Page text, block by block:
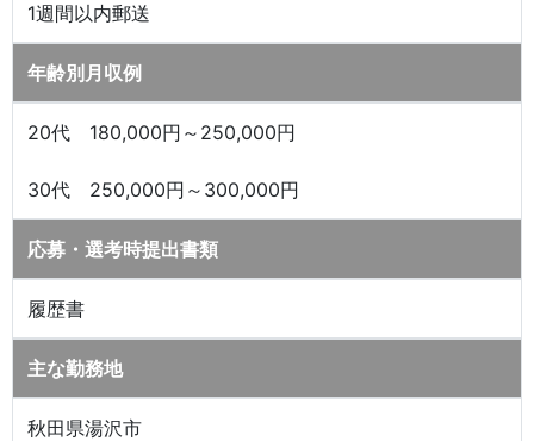
1週間以内郵送
年齢別月収例
20代 180,000円～250,000円
30代 250,000円～300,000円
応募・選考時提出書類
履歴書
主な勤務地
秋田県湯沢市